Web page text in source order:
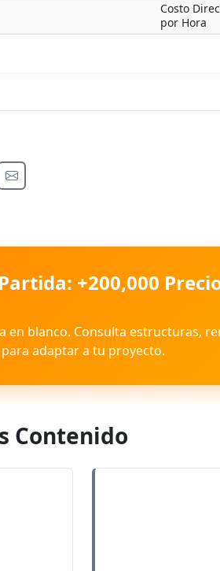
Costo
por Hora
+200,000
en blanco. Consulta estructuras,
adaptar a tu proyecto.
Contenido